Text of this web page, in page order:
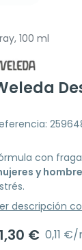
100 ml
con
y
descripción
€ 0,11